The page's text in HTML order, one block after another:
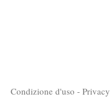
Condizione d'uso - Privacy